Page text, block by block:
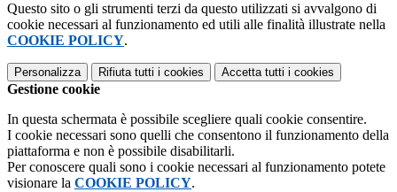
Questo sito o gli strumenti terzi da questo utilizzati si avvalgono di
cookie necessari al funzionamento ed utili alle finalità illustrate nella
COOKIE POLICY.
Personalizza Rifiuta tutti i cookies Accetta tutti i cookies
Gestione cookie
In questa schermata è possibile scegliere quali cookie consentire.
I cookie necessari sono quelli che consentono il funzionamento della
piattaforma e non è possibile disabilitarli.
Per conoscere quali sono i cookie necessari al funzionamento potete
visionare la COOKIE POLICY.